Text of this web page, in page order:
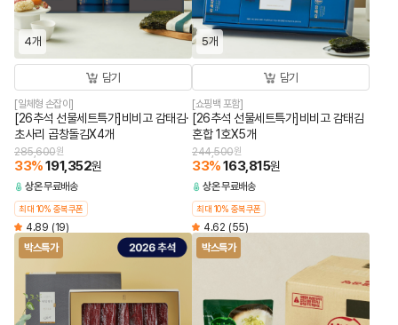
4개
담기
[일체형 손잡이]
[26추석 선물세트특가]비비고 감태김·
초사리 곱창돌김X4개
285,600원
33%191,352원
상온무료배송
최대 10% 중복쿠폰
4.89 (19)
5개
담기
[쇼핑백 포함]
[26추석 선물세트특가]비비고 감태김
혼합 1호X5개
244,500원
33%163,815원
상온무료배송
최대 10% 중복쿠폰
4.62 (55)
박스특가
박스특가